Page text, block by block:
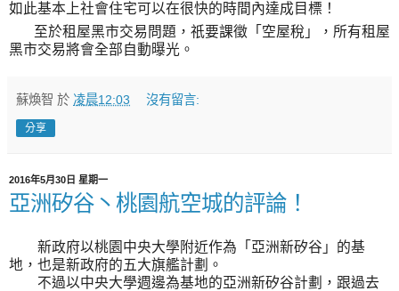
如此基本上社會住宅可以在很快的時間內達成目標！
至於租屋黑市交易問題，祇要課徵「空屋稅」，所有租屋
黑市交易將會全部自動曝光。
蘇煥智 於 凌晨12:03 沒有留言:
分享
2016年5月30日 星期一
亞洲矽谷丶桃園航空城的評論！
新政府以桃園中央大學附近作為「亞洲新矽谷」的基
地，也是新政府的五大旗艦計劃。
不過以中央大學週邊為基地的亞洲新矽谷計劃，跟過去